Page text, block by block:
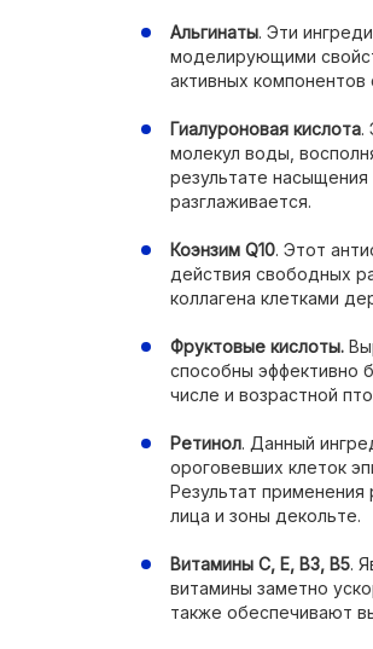
Альгинаты. Эти
моделирующими
активных компонентов
Гиалуроновая кислота.
молекул воды,
результате насыщения
разглаживается.
Коэнзим Q10. Этот
действия свободных
коллагена клетками
Фруктовые кислоты.
способны эффективно
числе и возрастной
Ретинол. Данный
ороговевших клеток
Результат применения
лица и зоны декольте.
Витамины С, Е, B3, В5.
витамины заметно
также обеспечивают